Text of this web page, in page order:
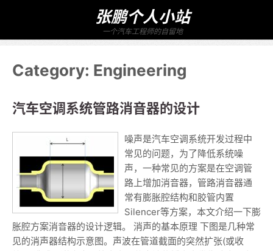
张鹏个人小站
一个汽车工程师的自留地
Category: Engineering
汽车空调系统管路消音器的设计
噪声是汽车空调系统开发过程中
常见的问题，为了降低系统噪
声，一种常见的方案是在空调管
路上增加消音器，管路消音器通
常有膨胀腔结构和胶管内置
Silencer等方案，本文介绍一下膨
胀腔方案消音器的设计逻辑。 消声的基本原理 下图是几种常
见的消声器结构示意图。声波在管道截面的突然扩张(或收